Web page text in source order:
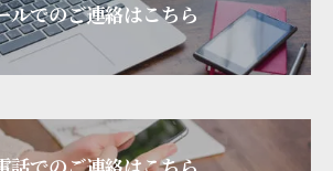
ルでのご連絡はこちら
話でのご連絡はこちら